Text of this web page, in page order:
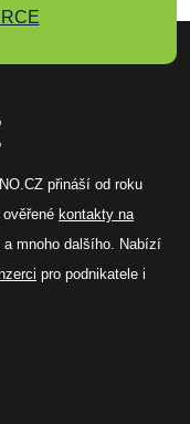
přináší od roku
, ověřené kontakty na
a mnoho dalšího. Nabízí
pro podnikatele i